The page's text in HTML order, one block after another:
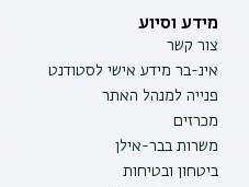
מידע וסיוע
צור קשר
אינ-בר מידע אישי לסטודנט
פנייה למנהל האתר
מכרזים
משרות בבר-אילן
ביטחון ובטיחות